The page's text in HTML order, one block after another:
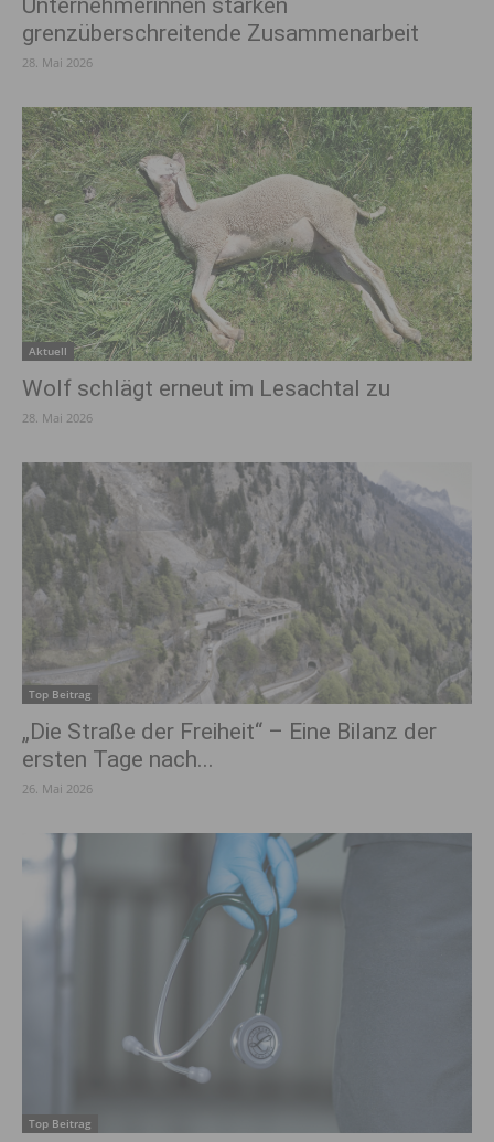
Unternehmerinnen stärken
grenzüberschreitende Zusammenarbeit
28. Mai 2026
Aktuell
Wolf schlägt erneut im Lesachtal zu
28. Mai 2026
Top Beitrag
„Die Straße der Freiheit“ – Eine Bilanz der
ersten Tage nach...
26. Mai 2026
Top Beitrag